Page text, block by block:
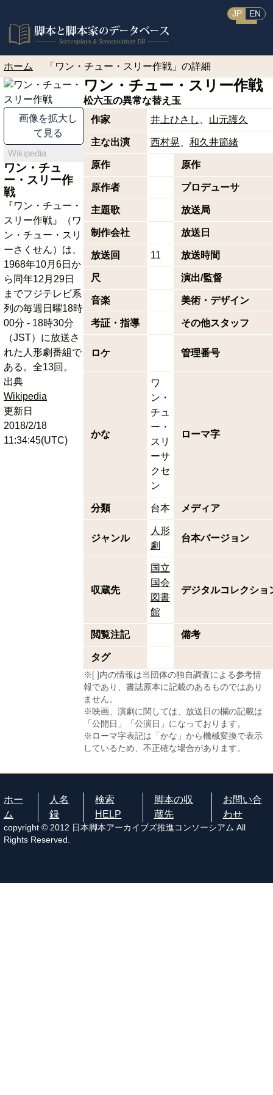
JP EN
ホーム 「ワン・チュー・スリー作戦」の詳細
画像を拡大し
て見る
Wikipedia
ワン・チュ
ー・スリー作
戦
『ワン・チュー・
スリー作戦』（ワ
ン・チュー・スリ
ーさくせん）は、
1968年10月6日か
ら同年12月29日
までフジテレビ系
列の毎週日曜18時
00分 - 18時30分
（JST）に放送さ
れた人形劇番組で
ある。全13回。
出典
Wikipedia
更新日
2018/2/18
11:34:45(UTC)
ワン・チュー・スリー作戦
松六玉の異常な替え玉
作家
井上ひさし 山元護久
主な出演 西村晃 和久井節緒
原作 原作
原作者 プロデューサ
主題歌 放送局
制作会社 放送日
放送回 11 放送時間
尺 演出/監督
音楽 美術・デザイン
考証・指導 その他スタッフ
ロケ 管理番号
かな
ワ
ン・
チュ
ー・
スリ
ーサ
クセ
ン
ローマ字
分類 台本 メディア
ジャンル
人形
劇
台本バージョン
収蔵先
国立
国会
図書
館
デジタルコレクショ
閲覧注記 備考
タグ
※[ ]内の情報は当団体の独自調査による参考情
報であり、書誌原本に記載のあるものではあり
ません。
※映画、演劇に関しては、放送日の欄の記載は
「公開日」「公演日」になっております。
※ローマ字表記は「かな」から機械変換で表示
しているため、不正確な場合があります。
ホー
ム
人名
録
検索
HELP
脚本の収
蔵先
お問い合
わせ
copyright © 2012 日本脚本アーカイブズ推進コンソーシアム All
Rights Reserved.